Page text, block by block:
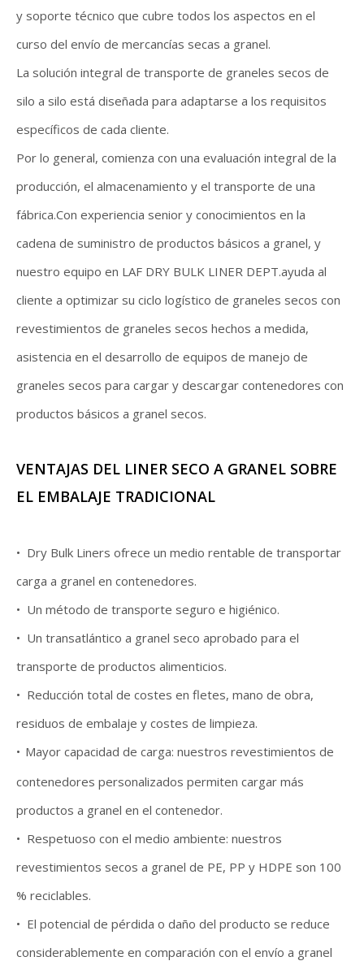
y soporte técnico que cubre todos los aspectos en el
curso del envío de mercancías secas a granel.
La solución integral de transporte de graneles secos de
silo a silo está diseñada para adaptarse a los requisitos
específicos de cada cliente.
Por lo general, comienza con una evaluación integral de la
producción, el almacenamiento y el transporte de una
fábrica.Con experiencia senior y conocimientos en la
cadena de suministro de productos básicos a granel, y
nuestro equipo en LAF DRY BULK LINER DEPT.ayuda al
cliente a optimizar su ciclo logístico de graneles secos con
revestimientos de graneles secos hechos a medida,
asistencia en el desarrollo de equipos de manejo de
graneles secos para cargar y descargar contenedores con
productos básicos a granel secos.
VENTAJAS DEL LINER SECO A GRANEL SOBRE
EL EMBALAJE TRADICIONAL
• Dry Bulk Liners ofrece un medio rentable de transportar
carga a granel en contenedores.
• Un método de transporte seguro e higiénico.
• Un transatlántico a granel seco aprobado para el
transporte de productos alimenticios.
• Reducción total de costes en fletes, mano de obra,
residuos de embalaje y costes de limpieza.
• Mayor capacidad de carga: nuestros revestimientos de
contenedores personalizados permiten cargar más
productos a granel en el contenedor.
• Respetuoso con el medio ambiente: nuestros
revestimientos secos a granel de PE, PP y HDPE son 100
% reciclables.
• El potencial de pérdida o daño del producto se reduce
considerablemente en comparación con el envío a granel